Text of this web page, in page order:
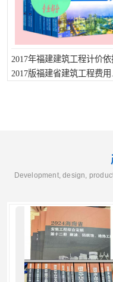
2017年福建建筑工程计价依
2017版福建省建筑工程费用
Development, design,